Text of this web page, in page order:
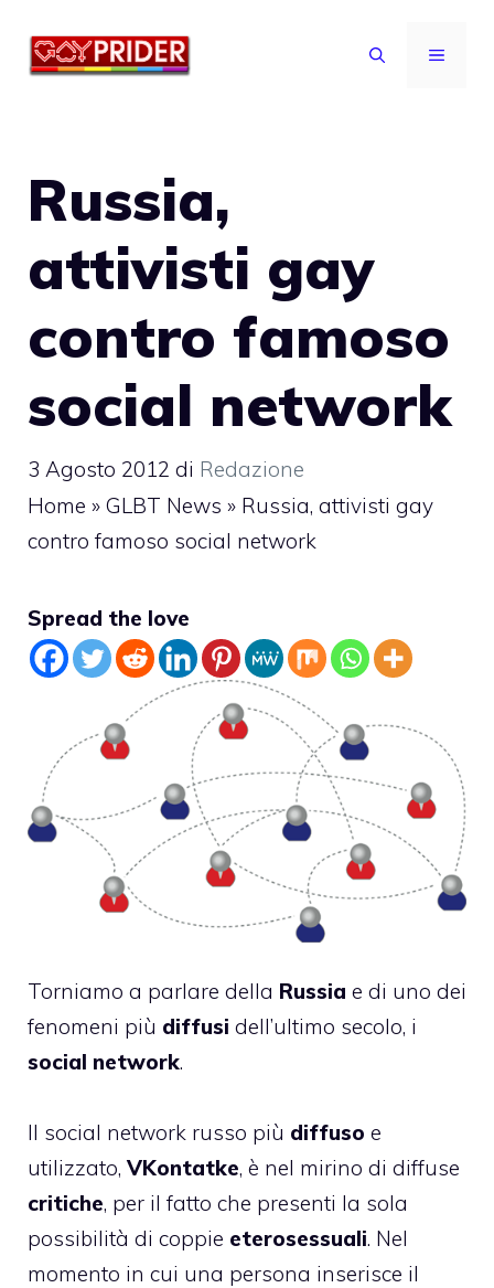
MENU
Russia,
attivisti gay
contro famoso
social network
3 Agosto 2012 di Redazione
Home » GLBT News » Russia, attivisti gay
contro famoso social network
Spread the love
Torniamo a parlare della Russia e di uno dei
fenomeni più diffusi dell’ultimo secolo, i
social network.
Il social network russo più diffuso e
utilizzato,VKontatke, è nel mirino di diffuse
critiche, per il fatto che presenti la sola
possibilità di coppie eterosessuali. Nel
momento in cui una persona inserisce il